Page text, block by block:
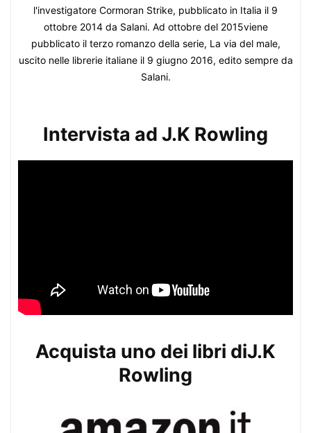
l'investigatore Cormoran Strike, pubblicato in Italia il 9
ottobre 2014 da Salani. Ad ottobre del 2015viene
pubblicato il terzo romanzo della serie, La via del male,
uscito nelle librerie italiane il 9 giugno 2016, edito sempre da
Salani.
Intervista ad J.K Rowling
Acquista uno dei libri diJ.K
Rowling